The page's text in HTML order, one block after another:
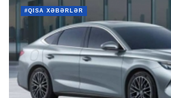
#QISA XƏBƏRLƏR